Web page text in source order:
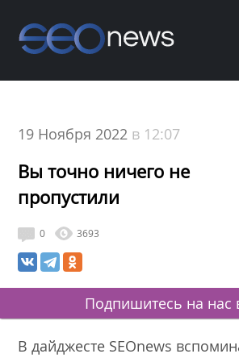
19 Ноября 2022 в 12:07
Вы точно ничего не
пропустили
0 3693
Подпишитесь на нас
В дайджесте SEOnews